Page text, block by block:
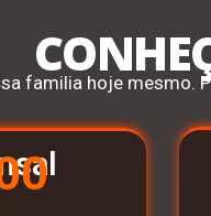
familia hoje mesmo.